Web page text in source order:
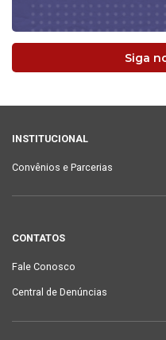
Siga
INSTITUCIONAL
Convênios e Parcerias
CONTATOS
Fale Conosco
Central de Denúncias